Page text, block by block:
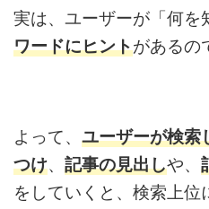
実は、ユーザーが「何を
ワードにヒントがあるの
よって、 ユーザーが検索
つけ、 記事の見出しや、
をしていくと、検索上